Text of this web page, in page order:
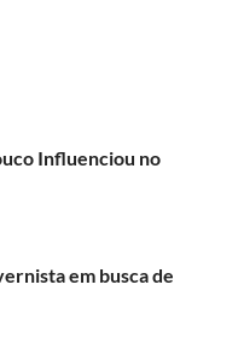
Influenciou no
em busca de